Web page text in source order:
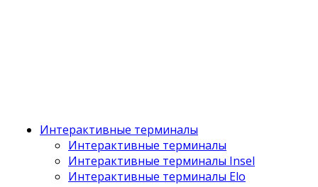
Интерактивные терминалы
Интерактивные терминалы
Интерактивные терминалы Insel
Интерактивные терминалы Elo